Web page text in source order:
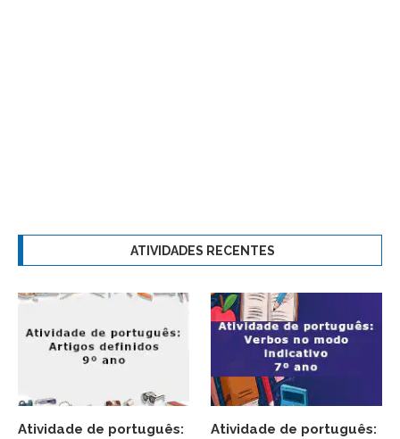
ATIVIDADES RECENTES
Atividade de português:
Atividade de português: